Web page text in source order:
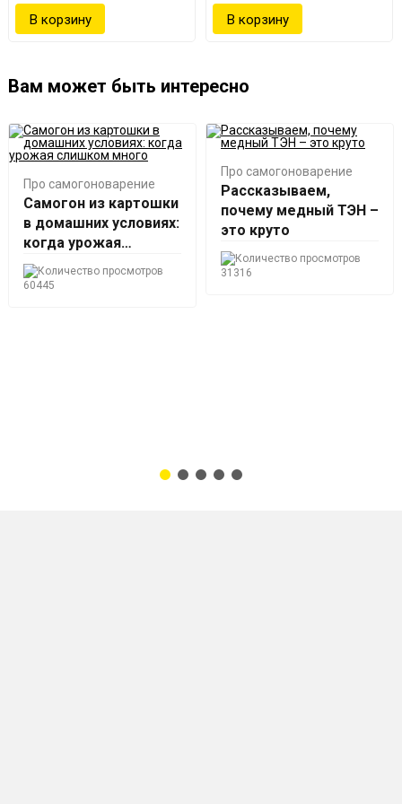
Вам может быть интересно
Про самогоноварение
Самогон из картошки
в домашних условиях:
когда урожая
слишком много
60445
Про самогоноварение
Рассказываем,
почему медный ТЭН –
это круто
31316